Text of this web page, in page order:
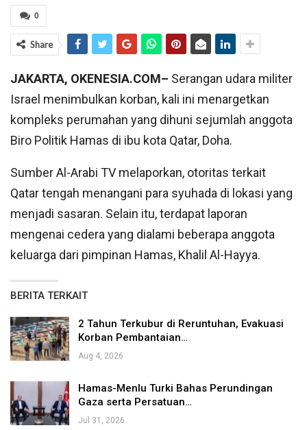
0
Share
JAKARTA, OKENESIA.COM– Serangan udara militer
Israel menimbulkan korban, kali ini menargetkan
kompleks perumahan yang dihuni sejumlah anggota
Biro Politik Hamas di ibu kota Qatar, Doha.
Sumber Al-Arabi TV melaporkan, otoritas terkait
Qatar tengah menangani para syuhada di lokasi yang
menjadi sasaran. Selain itu, terdapat laporan
mengenai cedera yang dialami beberapa anggota
keluarga dari pimpinan Hamas, Khalil Al-Hayya.
BERITA TERKAIT
2 Tahun Terkubur di Reruntuhan, Evakuasi
Korban Pembantaian…
Aug 4, 2026
Hamas-Menlu Turki Bahas Perundingan
Gaza serta Persatuan…
Jul 31, 2026